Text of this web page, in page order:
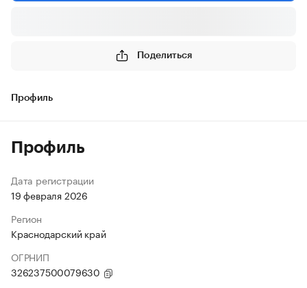
Поделиться
Профиль
Профиль
Дата регистрации
19 февраля 2026
Регион
Краснодарский край
ОГРНИП
326237500079630